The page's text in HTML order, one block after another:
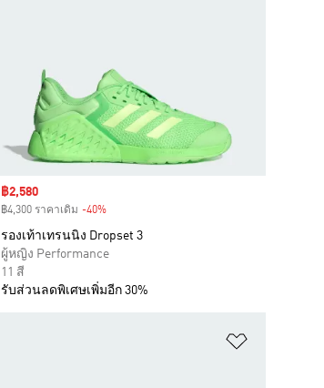
Sale price
฿2,580
฿4,300 ราคาเดิม -40%Discount
รองเท้าเทรนนิง Dropset 3
ผู้หญิง Performance
11 สี
รับส่วนลดพิเศษเพิ่มอีก 30%